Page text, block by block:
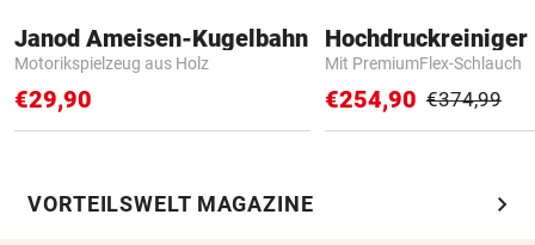
Janod Ameisen-Kugelbahn
Motorikspielzeug aus Holz
€29,90
Hochdruckreiniger
Mit PremiumFlex-Schlauch
€254,90 €374,99
VORTEILSWELT MAGAZINE chevron_right